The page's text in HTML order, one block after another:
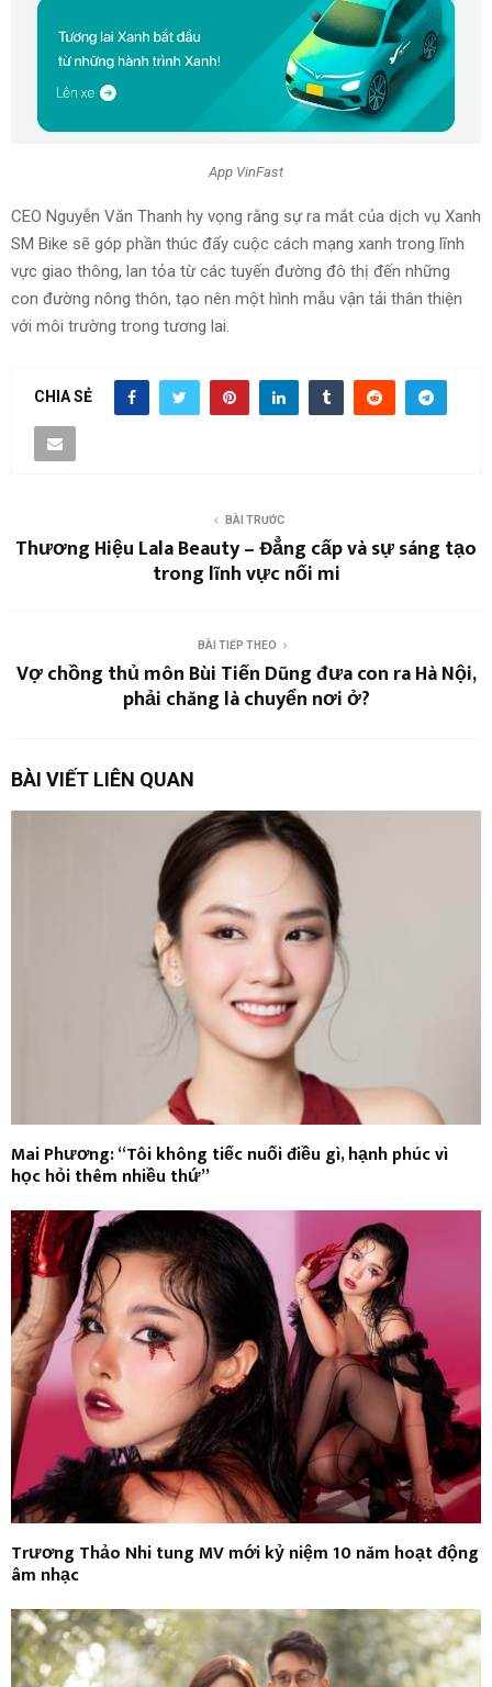
App VinFast
CEO Nguyễn Văn Thanh hy vọng rằng sự ra mắt của dịch vụ Xanh
SM Bike sẽ góp phần thúc đẩy cuộc cách mạng xanh trong lĩnh
vực giao thông, lan tỏa từ các tuyến đường đô thị đến những
con đường nông thôn, tạo nên một hình mẫu vận tải thân thiện
với môi trường trong tương lai.
CHIA SẺ
BÀI TRƯỚC
Thương Hiệu Lala Beauty – Đẳng cấp và sự sáng tạo
trong lĩnh vực nối mi
BÀI TIẾP THEO
Vợ chồng thủ môn Bùi Tiến Dũng đưa con ra Hà Nội,
phải chăng là chuyển nơi ở?
BÀI VIẾT LIÊN QUAN
Mai Phương: “Tôi không tiếc nuối điều gì, hạnh phúc vì
học hỏi thêm nhiều thứ”
Trương Thảo Nhi tung MV mới kỷ niệm 10 năm hoạt động
âm nhạc